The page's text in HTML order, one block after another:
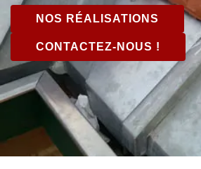
NOS RÉALISATIONS
CONTACTEZ-NOUS !